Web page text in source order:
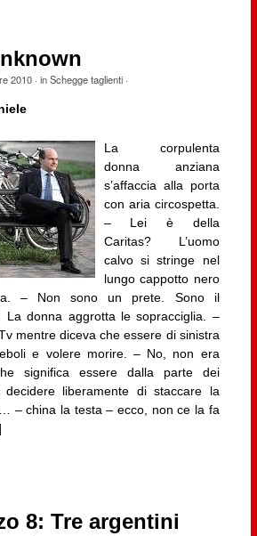
2010· inSchegge taglienti·
La corpulenta
donna anziana
s’affaccia alla porta
con aria circospetta.
– Lei è della
Caritas? L’uomo
calvo si stringe nel
lungo cappotto nero
– Non sono un prete. Sono il
La donna aggrotta le sopracciglia. –
mentre diceva che essere di sinistra
e volere morire. – No, non era
significa essere dalla parte dei
liberamente di staccare la
– china la testa – ecco, non ce la fa
8: Tre argentini